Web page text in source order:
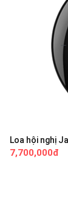
Loa hội nghị
7,700,000đ